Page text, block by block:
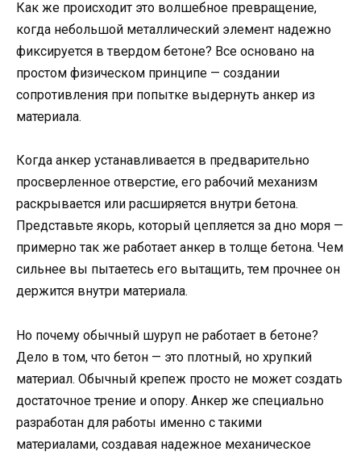
Как же происходит это волшебное превращение,
когда небольшой металлический элемент надежно
фиксируется в твердом бетоне? Все основано на
простом физическом принципе — создании
сопротивления при попытке выдернуть анкер из
материала.
Когда анкер устанавливается в предварительно
просверленное отверстие, его рабочий механизм
раскрывается или расширяется внутри бетона.
Представьте якорь, который цепляется за дно моря —
примерно так же работает анкер в толще бетона. Чем
сильнее вы пытаетесь его вытащить, тем прочнее он
держится внутри материала.
Но почему обычный шуруп не работает в бетоне?
Дело в том, что бетон — это плотный, но хрупкий
материал. Обычный крепеж просто не может создать
достаточное трение и опору. Анкер же специально
разработан для работы именно с такими
материалами, создавая надежное механическое